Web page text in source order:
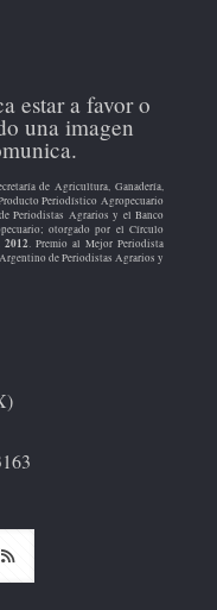
estar a favor o
una imagen
de Agricultura, Ganadería,
Periodístico Agropecuario
Periodistas Agrarios y el Banco
otorgado por el Círculo
2012. Premio al Mejor Periodista
de Periodistas Agrarios y